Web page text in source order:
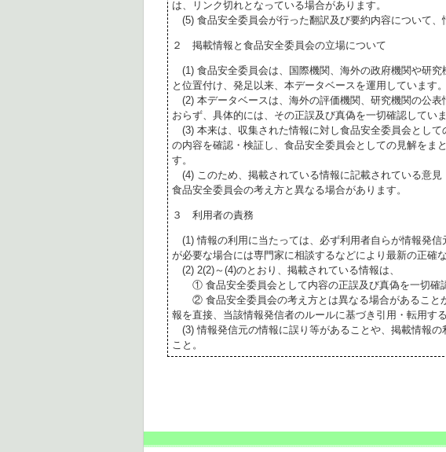
は、リンク切れとなっている場合があります。
(5) 食品安全委員会が行った翻訳及び要約内容について、
２ 掲載情報と食品安全委員会の立場について
(1) 食品安全委員会は、国際機関、海外の政府機関や研
と位置付け、発足以来、本データベースを運用しています。
(2) 本データベースは、海外の評価機関、研究機関の公
おらず、具体的には、その正誤及び真偽を一切確認してい
(3) 本来は、収集された情報に対し食品安全委員会とし
の内容を確認・検証し、食品安全委員会としての見解をま
す。
(4) このため、掲載されている情報に記載されている意見
食品安全委員会の考え方と異なる場合があります。
３ 利用者の責務
(1) 情報の利用に当たっては、必ず利用者自らが情報発
が必要な場合には専門家に相談するなどにより最新の正確
(2) 2(2)～(4)のとおり、掲載されている情報は、
① 食品安全委員会として内容の正誤及び真偽を一切確認
② 食品安全委員会の考え方とは異なる場合があること
報を直接、当該情報発信者のルールに基づき引用・転用する
(3) 情報発信元の情報に誤り等があることや、掲載情報
こと。